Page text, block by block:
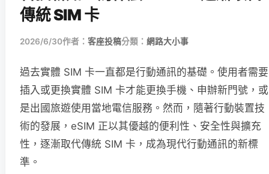
傳統 SIM 卡
2026/6/30作者： 客座投稿分類： 網路大小事
過去實體 SIM 卡一直都是行動通訊的基礎。使用者需要
插入或更換實體 SIM 卡才能更換手機、申辦新門號，或
是出國旅遊使用當地電信服務。然而，隨著行動裝置技
術的發展，eSIM 正以其優越的便利性、安全性與擴充
性，逐漸取代傳統 SIM 卡，成為現代行動通訊的新標
準。